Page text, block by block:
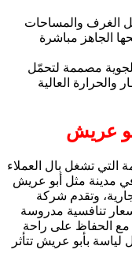
الغرف والمساحات
الجاهز مباشرة
الجوية مصممة لتحمّل
والحرارة العالية
عريش
التي تشغل بال العملاء
مدينة مثل أبو عريش
وتقدم شركة
تنافسية مدروسة
مع الحفاظ على راحة
لياسة بأبو عريش تتأثر